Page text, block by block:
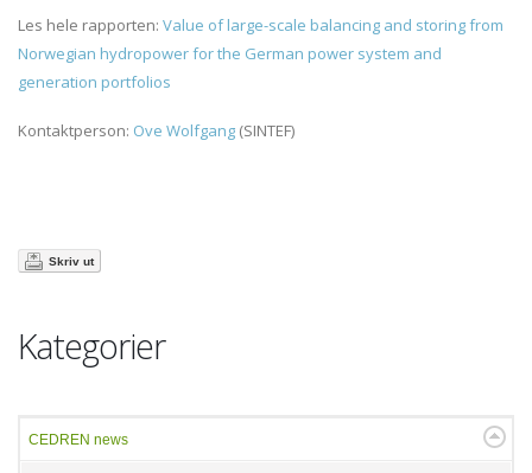
Les hele rapporten: Value of large-scale balancing and storing from
Norwegian hydropower for the German power system and
generation portfolios
Kontaktperson: Ove Wolfgang (SINTEF)
Skriv ut
Kategorier
CEDREN news